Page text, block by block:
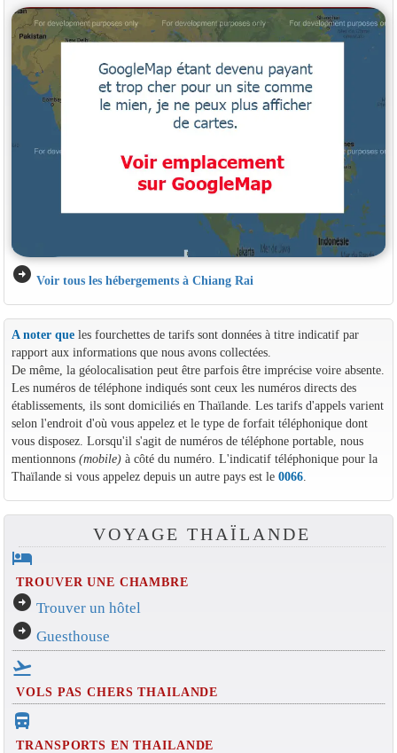
arrow_circle_right Voir tous les hébergements à Chiang Rai
A noter queles fourchettes de tarifs sont données à titre indicatif par
rapport aux informations que nous avons collectées.
De même, la géolocalisation peut être parfois être imprécise voire absente.
Les numéros de téléphone indiqués sont ceux les numéros directs des
établissements, ils sont domiciliés en Thaïlande. Les tarifs d'appels varient
selon l'endroit d'où vous appelez et le type de forfait téléphonique dont
vous disposez. Lorsqu'il s'agit de numéros de téléphone portable, nous
mentionnons (mobile)à côté du numéro. L'indicatif téléphonique pour la
Thaïlande si vous appelez depuis un autre pays est le 0066.
VOYAGE THAÏLANDE
hotel
TROUVER UNE CHAMBRE
arrow_circle_right Trouver un hôtel
arrow_circle_right Guesthouse
flight_takeoff
VOLS PAS CHERS THAILANDE
directions_bus_filled
TRANSPORTS EN THAILANDE